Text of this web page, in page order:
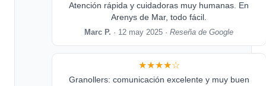
Atención rápida y cuidadoras muy humanas. En
Arenys de Mar, todo fácil.
Marc P. · 12 may 2025 ·Reseña de Google
★★★★☆
Granollers: comunicación excelente y muy buen